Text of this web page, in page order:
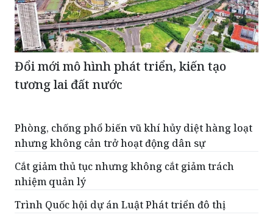
tương lai đất nước
Phòng, chống phổ biến vũ khí hủy diệt hàng loạt
nhưng không cản trở hoạt động dân sự
Cắt giảm thủ tục nhưng không cắt giảm trách